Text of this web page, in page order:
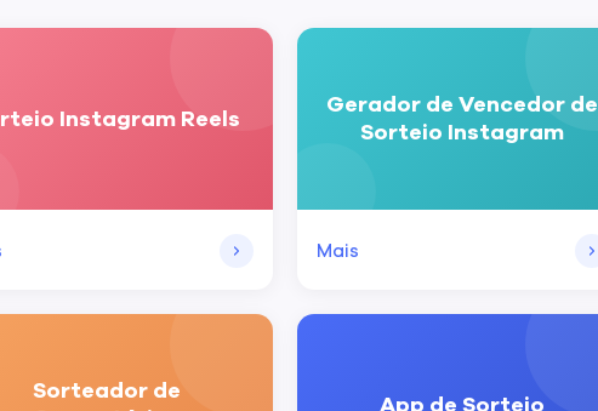
Instagram Reels
Gerador de Vencedor de
Sorteio Instagram
Mais
Sorteador de
App de Sorteio